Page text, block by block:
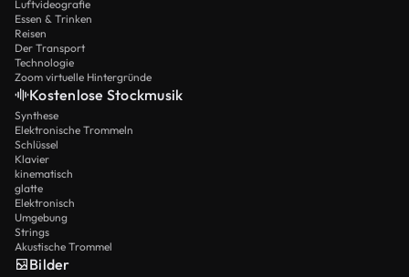
Luftvideografie
Essen & Trinken
Reisen
Der Transport
Technologie
Zoom virtuelle Hintergründe
Kostenlose Stockmusik
Synthese
Elektronische Trommeln
Schlüssel
Klavier
kinematisch
glatte
Elektronisch
Umgebung
Strings
Akustische Trommel
Bilder